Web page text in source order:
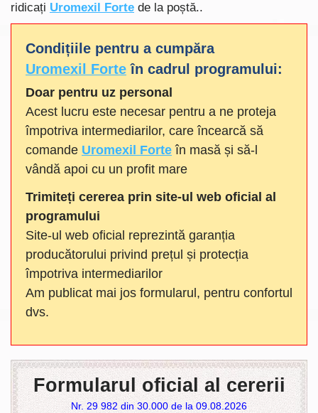
ridicați Uromexil Forte de la poștă..
Condițiile pentru a cumpăra
Uromexil Forte în cadrul programului:
Doar pentru uz personal
Acest lucru este necesar pentru a ne proteja
împotriva intermediarilor, care încearcă să
comande Uromexil Forte în masă și să-l
vândă apoi cu un profit mare
Trimiteți cererea prin site-ul web oficial al
programului
Site-ul web oficial reprezintă garanția
producătorului privind prețul și protecția
împotriva intermediarilor
Am publicat mai jos formularul, pentru confortul
dvs.
Formularul oficial al cererii
Nr. 29 982 din 30.000 de la09.08.2026